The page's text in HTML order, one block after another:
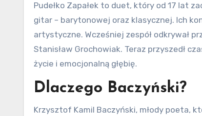
Pudełko Zapałek to duet, który od 17 lat
gitar – barytonowej oraz klasycznej. Ich
artystyczne. Wcześniej zespół odkrywał
Stanisław Grochowiak. Teraz przyszedł
życie i emocjonalną głębię.
Dlaczego Baczyński?
Krzysztof Kamil Baczyński, młody poeta,